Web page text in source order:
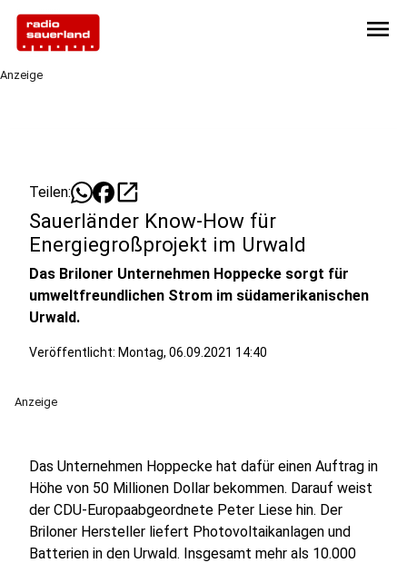
menu
Anzeige
Teilen: open_in_new
Sauerländer Know-How für
Energiegroßprojekt im Urwald
Das Briloner Unternehmen Hoppecke sorgt für
umweltfreundlichen Strom im südamerikanischen
Urwald.
Veröffentlicht: Montag, 06.09.2021 14:40
Anzeige
Das Unternehmen Hoppecke hat dafür einen Auftrag in
Höhe von 50 Millionen Dollar bekommen. Darauf weist
der CDU-Europaabgeordnete Peter Liese hin. Der
Briloner Hersteller liefert Photovoltaikanlagen und
Batterien in den Urwald. Insgesamt mehr als 10.000